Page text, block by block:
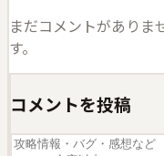
まだコメントがありま
す。
コメントを投稿